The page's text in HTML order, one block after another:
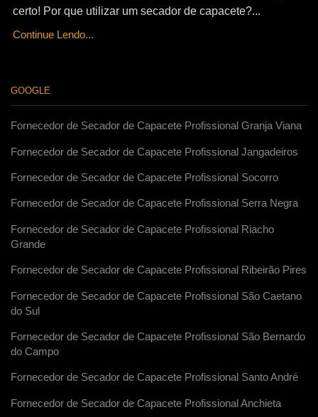
certo! Por que utilizar um secador de capacete?...
Continue Lendo...
GOOGLE
Fornecedor de Secador de Capacete Profissional Granja Viana
Fornecedor de Secador de Capacete Profissional Jangadeiros
Fornecedor de Secador de Capacete Profissional Socorro
Fornecedor de Secador de Capacete Profissional Serra Negra
Fornecedor de Secador de Capacete Profissional Riacho
Grande
Fornecedor de Secador de Capacete Profissional Ribeirão Pires
Fornecedor de Secador de Capacete Profissional São Caetano
do Sul
Fornecedor de Secador de Capacete Profissional São Bernardo
do Campo
Fornecedor de Secador de Capacete Profissional Santo André
Fornecedor de Secador de Capacete Profissional Anchieta